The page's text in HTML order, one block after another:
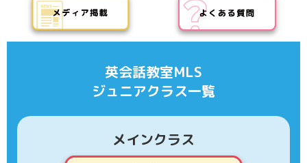
英会話教室MLS
ジュニアクラス一覧
メインクラス